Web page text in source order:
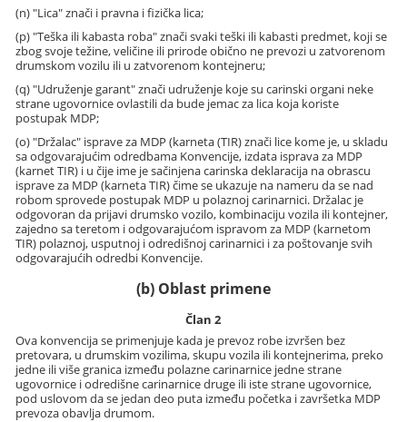
(n) "Lica" znači i pravna i fizička lica;
(p) "Teška ili kabasta roba" znači svaki teški ili kabasti predmet, koji se
zbog svoje težine, veličine ili prirode obično ne prevozi u zatvorenom
drumskom vozilu ili u zatvorenom kontejneru;
(q) "Udruženje garant" znači udruženje koje su carinski organi neke
strane ugovornice ovlastili da bude jemac za lica koja koriste
postupak MDP;
(o) "Držalac" isprave za MDP (karneta (TIR) znači lice kome je, u skladu
sa odgovarajućim odredbama Konvencije, izdata isprava za MDP
(karnet TIR) i u čije ime je sačinjena carinska deklaracija na obrascu
isprave za MDP (karneta TIR) čime se ukazuje na nameru da se nad
robom sprovede postupak MDP u polaznoj carinarnici. Držalac je
odgovoran da prijavi drumsko vozilo, kombinaciju vozila ili kontejner,
zajedno sa teretom i odgovarajućom ispravom za MDP (karnetom
TIR) polaznoj, usputnoj i odredišnoj carinarnici i za poštovanje svih
odgovarajućih odredbi Konvencije.
(b) Oblast primene
Član 2
Ova konvencija se primenjuje kada je prevoz robe izvršen bez
pretovara, u drumskim vozilima, skupu vozila ili kontejnerima, preko
jedne ili više granica između polazne carinarnice jedne strane
ugovornice i odredišne carinarnice druge ili iste strane ugovornice,
pod uslovom da se jedan deo puta između početka i završetka MDP
prevoza obavlja drumom.